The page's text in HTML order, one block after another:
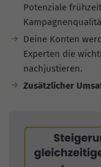
Potenziale
Deine Konten
Experten die
nachjustieren.
Zusätzlicher